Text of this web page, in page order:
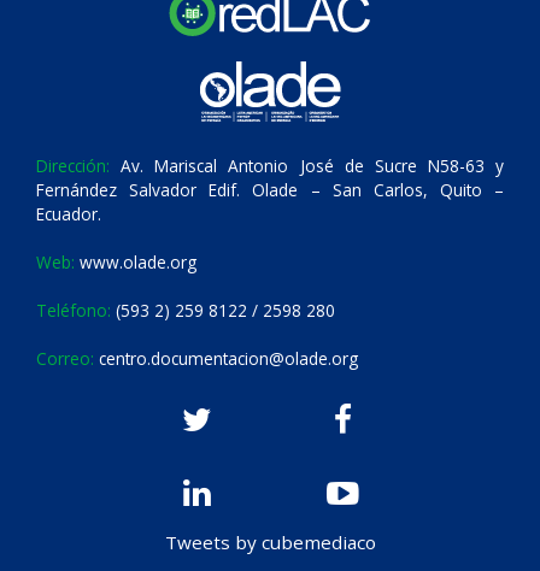
Dirección: Av. Mariscal Antonio José de Sucre N58-63 y
Fernández Salvador Edif. Olade – San Carlos, Quito –
Ecuador.
Web: www.olade.org
Teléfono: (593 2) 259 8122 / 2598 280
Correo: centro.documentacion@olade.org
Tweets by cubemediaco